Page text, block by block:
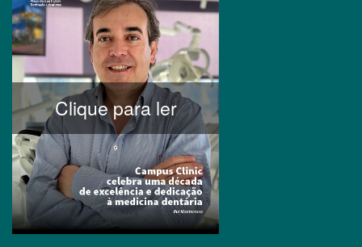
Clique para ler